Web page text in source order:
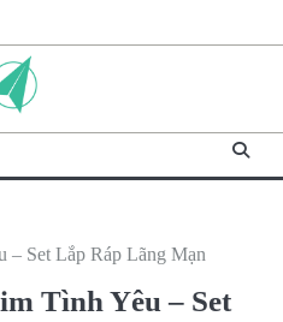
Set Lắp Ráp Lãng Mạn
Tình Yêu – Set